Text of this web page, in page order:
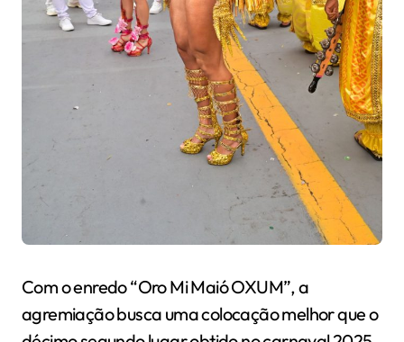
Com o enredo “Oro Mi Maió OXUM”, a
agremiação busca uma colocação melhor que o